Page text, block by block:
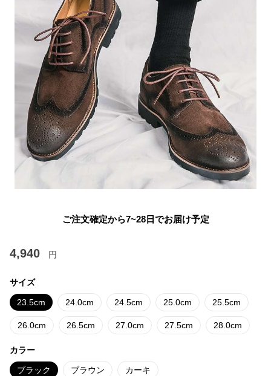
ご注文確定から7~28日でお届け予定
4,940 円
サイズ
23.5cm 24.0cm 24.5cm 25.0cm 25.5cm
26.0cm 26.5cm 27.0cm 27.5cm 28.0cm
カラー
ブラック ブラウン カーキ